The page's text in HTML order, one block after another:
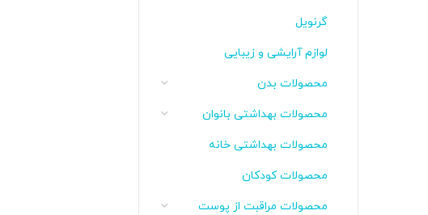
گرنویل
لوازم آرایشی و زیبایی
محصولات بدن
محصولات بهداشتی بانوان
محصولات بهداشتی خانه
محصولات کودکان
محصولات مراقبت از پوست